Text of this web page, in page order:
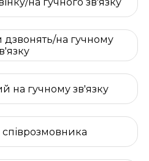
дзвонять/на гучному
на гучному зв'язку